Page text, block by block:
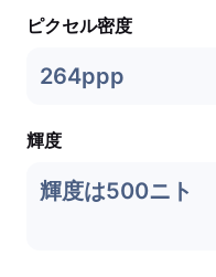
ピクセル密度
264ppp
輝度
輝度は500ニト